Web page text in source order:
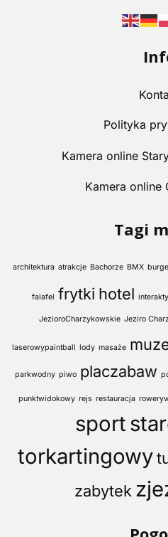
Polityka
Kamera online
Kamera online
Tagi
architektura atrakcje Bachorze BMX
falafel frytki hotel
JezioroCharzykowskie Jeziro
laserowypaintball lody masaże
parkwodny piwo placzabaw
punktwidokowy rejs restauracja
sport
torkartingowy
zabytek